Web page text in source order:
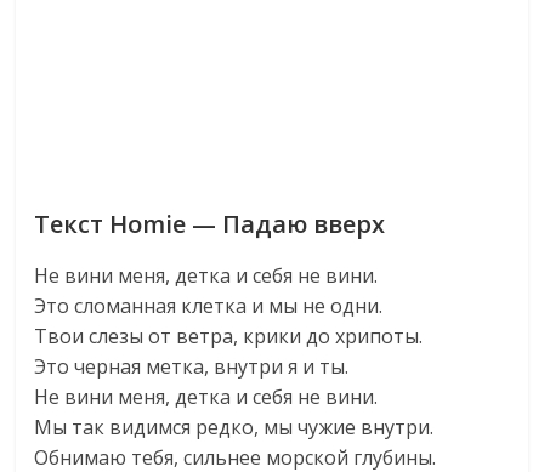
Текст Homie — Падаю вверх
Не вини меня, детка и себя не вини.
Это сломанная клетка и мы не одни.
Твои слезы от ветра, крики до хрипоты.
Это черная метка, внутри я и ты.
Не вини меня, детка и себя не вини.
Мы так видимся редко, мы чужие внутри.
Обнимаю тебя, сильнее морской глубины.